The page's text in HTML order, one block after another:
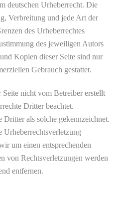
deutschen Urheberrecht. Die
Verbreitung und jede Art der
des Urheberrechtes
des jeweiligen Autors
Kopien dieser Seite sind nur
Gebrauch gestattet.
nicht vom Betreiber erstellt
Dritter beachtet.
Dritter als solche gekennzeichnet.
Urheberrechtsverletzung
um einen entsprechenden
von Rechtsverletzungen werden
entfernen.